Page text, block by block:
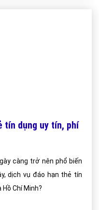
tín dụng uy tín, phí
càng trở nên phổ biến
dịch vụ đáo hạn thẻ tín
Chí Minh?